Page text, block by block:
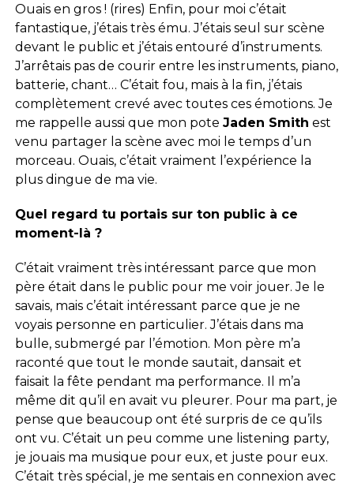
Ouais en gros ! (rires) Enfin, pour moi c’était
fantastique, j’étais très ému. J’étais seul sur scène
devant le public et j’étais entouré d’instruments.
J’arrêtais pas de courir entre les instruments, piano,
batterie, chant… C’était fou, mais à la fin, j’étais
complètement crevé avec toutes ces émotions. Je
me rappelle aussi que mon pote Jaden Smith est
venu partager la scène avec moi le temps d’un
morceau. Ouais, c’était vraiment l’expérience la
plus dingue de ma vie.
Quel regard tu portais sur ton public à ce
moment-là ?
C’était vraiment très intéressant parce que mon
père était dans le public pour me voir jouer. Je le
savais, mais c’était intéressant parce que je ne
voyais personne en particulier. J’étais dans ma
bulle, submergé par l’émotion. Mon père m’a
raconté que tout le monde sautait, dansait et
faisait la fête pendant ma performance. Il m’a
même dit qu’il en avait vu pleurer. Pour ma part, je
pense que beaucoup ont été surpris de ce qu’ils
ont vu. C’était un peu comme une listening party,
je jouais ma musique pour eux, et juste pour eux.
C’était très spécial, je me sentais en connexion avec